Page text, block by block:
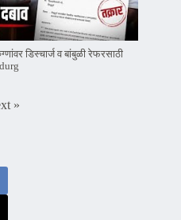
डिस्चार्ज व बांबुळी रेफरसाठी
»